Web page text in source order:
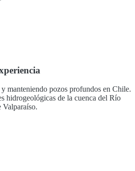
manteniendo pozos profundos en Chile.
hidrogeológicas de la cuenca del Río
Valparaíso.